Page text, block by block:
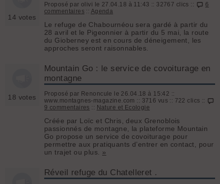
14 votes
Proposé par olivi le 27.04.18 à 11:43 :: 32767 clics ::
6
commentaires :: Agenda
Le refuge de Chabournéou sera gardé à partir du
28 avril et le Pigeonnier à partir du 5 mai, la route
du Gioberney est en cours de déneigement, les
approches seront raisonnables.
18 votes
Mountain Go : le service de covoiturage en
montagne
Proposé par Renoncule le 26.04.18 à 15:42 ::
www.montagnes-magazine.com :: 3716 vus :: 722 clics ::
9 commentaires :: Nature et Ecologie
Créée par Loïc et Chris, deux Grenoblois
passionnés de montagne, la plateforme Mountain
Go propose un service de covoiturage pour
permettre aux pratiquants d’entrer en contact, pour
un trajet ou plus. »
Réveil refuge du Chatelleret .